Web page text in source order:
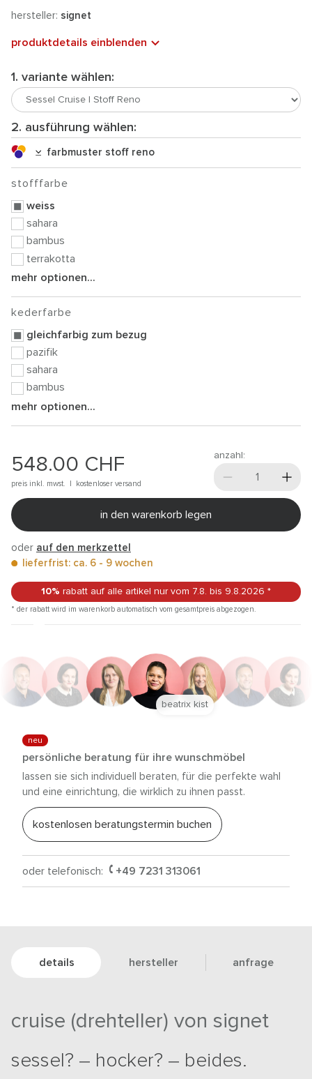
hersteller: signet
produktdetails einblenden
1. variante wählen:
2. ausführung wählen:
farbmuster stoff reno
stofffarbe
weiss
sahara
bambus
terrakotta
mehr optionen...
kederfarbe
gleichfarbig zum bezug
pazifik
sahara
bambus
mehr optionen...
548.00 CHF
preis inkl. mwst. | kostenloser versand
anzahl:
in den warenkorb legen
oder auf den merkzettel
lieferfrist: ca. 6 - 9 wochen
10% rabatt auf alle artikel nur vom 7.8. bis 9.8.2026 *
* der rabatt wird im warenkorb automatisch vom gesamtpreis abgezogen.
neu
persönliche beratung für ihre wunschmöbel
lassen sie sich individuell beraten, für die perfekte wahl
und eine einrichtung, die wirklich zu ihnen passt.
kostenlosen beratungstermin buchen
oder telefonisch: +49 7231 313061
beatrix kist
details hersteller anfrage
cruise (drehteller) von signet
sessel? – hocker? – beides.